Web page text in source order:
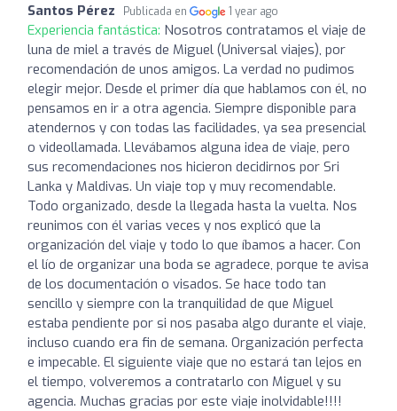
Santos Pérez Publicada en 1 year ago
Experiencia fantástica: Nosotros contratamos el viaje de
luna de miel a través de Miguel (Universal viajes), por
recomendación de unos amigos. La verdad no pudimos
elegir mejor. Desde el primer día que hablamos con él, no
pensamos en ir a otra agencia. Siempre disponible para
atendernos y con todas las facilidades, ya sea presencial
o videollamada. Llevábamos alguna idea de viaje, pero
sus recomendaciones nos hicieron decidirnos por Sri
Lanka y Maldivas. Un viaje top y muy recomendable.
Todo organizado, desde la llegada hasta la vuelta. Nos
reunimos con él varias veces y nos explicó que la
organización del viaje y todo lo que íbamos a hacer. Con
el lío de organizar una boda se agradece, porque te avisa
de los documentación o visados. Se hace todo tan
sencillo y siempre con la tranquilidad de que Miguel
estaba pendiente por si nos pasaba algo durante el viaje,
incluso cuando era fin de semana. Organización perfecta
e impecable. El siguiente viaje que no estará tan lejos en
el tiempo, volveremos a contratarlo con Miguel y su
agencia. Muchas gracias por este viaje inolvidable!!!!